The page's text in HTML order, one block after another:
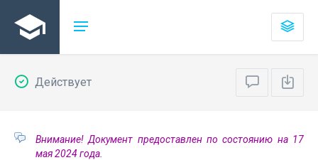
Действует
Внимание! Документ предоставлен по состоянию на 17
мая 2024 года.